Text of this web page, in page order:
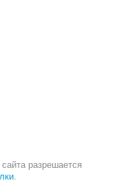
разрешается